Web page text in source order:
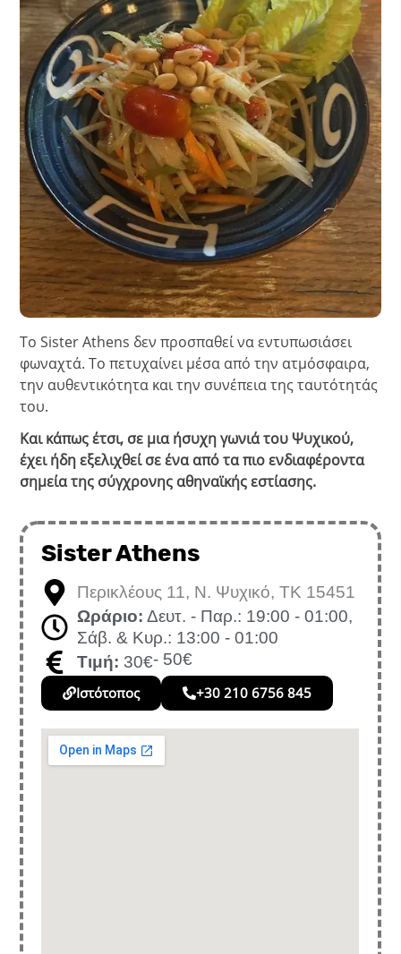
Το Sister Athens δεν προσπαθεί να εντυπωσιάσει
φωναχτά. Το πετυχαίνει μέσα από την ατμόσφαιρα,
την αυθεντικότητα και την συνέπεια της ταυτότητάς
του.
Και κάπως έτσι, σε μια ήσυχη γωνιά του Ψυχικού,
έχει ήδη εξελιχθεί σε ένα από τα πιο ενδιαφέροντα
σημεία της σύγχρονης αθηναϊκής εστίασης.
Sister Athens
Περικλέους 11, Ν. Ψυχικό, ΤΚ 15451
Ωράριο: Δευτ. - Παρ.: 19:00 - 01:00,
Σάβ. & Κυρ.: 13:00 - 01:00
Τιμή: 30€- 50€
Ιστότοπος +30 210 6756 845